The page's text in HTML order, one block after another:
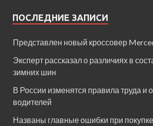
ПОСЛЕДНИЕ ЗАПИСИ
Представлен новый кроссовер
Эксперт рассказал о различиях в
зимних шин
В России изменятся правила труда и
водителей
Названы главные ошибки при